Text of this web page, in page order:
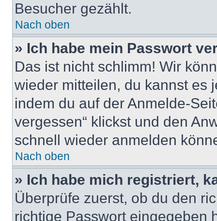
Besucher gezählt.
Nach oben
» Ich habe mein Passwort
Das ist nicht schlimm! Wir
wieder mitteilen, du kannst es
indem du auf der Anmelde-
vergessen“ klickst und den
schnell wieder anmelden
Nach oben
» Ich habe mich registriert,
Überprüfe zuerst, ob du den
richtige Passwort eingegeben